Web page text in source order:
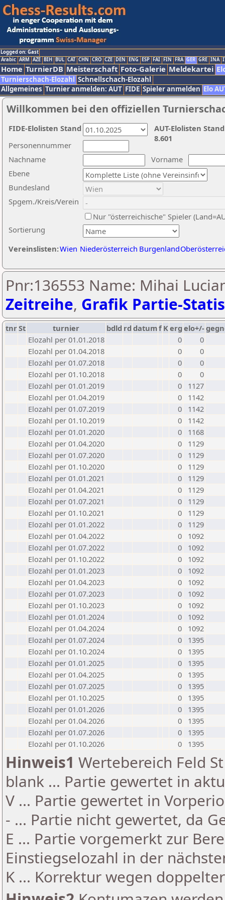
Logged on: Gast
Arabic ARM AZE BIH BUL CAT CHN CRO CZE DEN ENG ESP FAI FIN FRA GER GRE INA
Home TurnierDB Meisterschaft Foto-Galerie Meldekartei
Turnierschach-Elozahl Schnellschach-Elozahl
Allgemeines Turnier anmelden: AUT FIDE Spieler anmelden Elo
Willkommen bei den offiziellen
Nachname
Vorname
Ebene
Sortierung
Personennummer
Bundesland
Spgem./Kreis/Verein
Nur "österreichische" Spieler
Vereinslisten:Wien Niederösterreich Burgenland
AUT-Elolisten
8.601
FIDE-Elolisten Stand
Pnr:136553 Name: Mihai
Zeitreihe, Grafik Partie-
tnrSt turnier bdld rd datumf Kerg elo+/-
Elozahl per 01.01.2018
0
0
Elozahl per 01.04.2018
0
0
Elozahl per 01.07.2018
0
0
Elozahl per 01.10.2018
0
0
Elozahl per 01.01.2019
0
1127
Elozahl per 01.04.2019
0
1142
Elozahl per 01.07.2019
0
1142
Elozahl per 01.10.2019
0
1142
Elozahl per 01.01.2020
0
1168
Elozahl per 01.04.2020
0
1129
Elozahl per 01.07.2020
0
1129
Elozahl per 01.10.2020
0
1129
Elozahl per 01.01.2021
0
1129
Elozahl per 01.04.2021
0
1129
Elozahl per 01.07.2021
0
1129
Elozahl per 01.10.2021
0
1129
Elozahl per 01.01.2022
0
1129
Elozahl per 01.04.2022
0
1092
Elozahl per 01.07.2022
0
1092
Elozahl per 01.10.2022
0
1092
Elozahl per 01.01.2023
0
1092
Elozahl per 01.04.2023
0
1092
Elozahl per 01.07.2023
0
1092
Elozahl per 01.10.2023
0
1092
Elozahl per 01.01.2024
0
1092
Elozahl per 01.04.2024
0
1092
Elozahl per 01.07.2024
0
1395
Elozahl per 01.10.2024
0
1395
Elozahl per 01.01.2025
0
1395
Elozahl per 01.04.2025
0
1395
Elozahl per 01.07.2025
0
1395
Elozahl per 01.10.2025
0
1395
Elozahl per 01.01.2026
0
1395
Elozahl per 01.04.2026
0
1395
Elozahl per 01.07.2026
0
1395
Elozahl per 01.10.2026
0 1395
Hinweis1 Wertebereich Feld
blank ... Partie gewertet in
V ... Partie gewertet in
- ... Partie nicht gewertet, da
E ... Partie vorgemerkt zur
Einstiegselozahl in der
K ... Korrektur wegen